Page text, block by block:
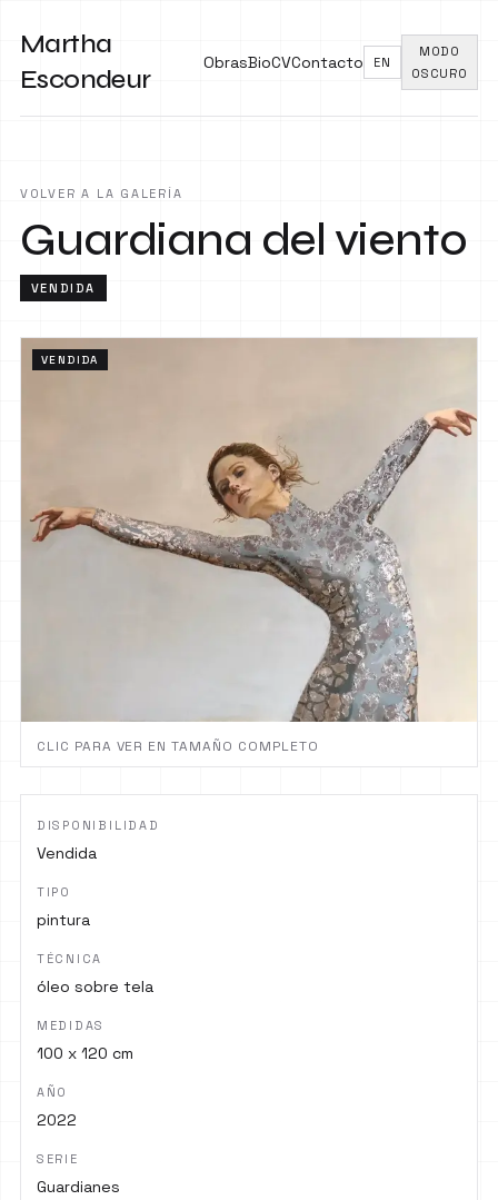
Martha
Escondeur
ObrasBioCVContacto EN
MODO
OSCURO
VOLVER A LA GALERÍA
Guardiana del viento
VENDIDA
VENDIDA
CLIC PARA VER EN TAMAÑO COMPLETO
DISPONIBILIDAD
Vendida
TIPO
pintura
TÉCNICA
óleo sobre tela
MEDIDAS
100 x 120 cm
AÑO
2022
SERIE
Guardianes